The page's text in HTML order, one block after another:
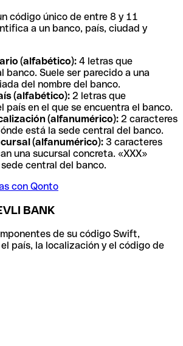
código único de entre 8 y 11
a un banco, país, ciudad y
(alfabético): 4 letras que
banco. Suele ser parecido a una
del nombre del banco.
(alfabético): 2 letras que
país en el que se encuentra el banco.
(alfanumérico): 2 caracteres
está la sede central del banco.
(alfanumérico): 3 caracteres
una sucursal concreta. «XXX»
central del banco.
con Qonto
BANK
de su código Swift,
país, la localización y el código de